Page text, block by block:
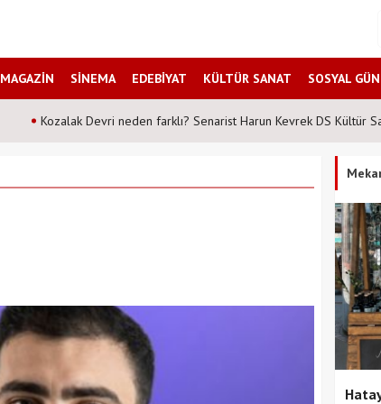
MAGAZİN SİNEMA EDEBİYAT KÜLTÜR SANAT SOSYAL
Şahane Pazar 25 yıl sonra tiyatro sahnesinde! Peki hangi